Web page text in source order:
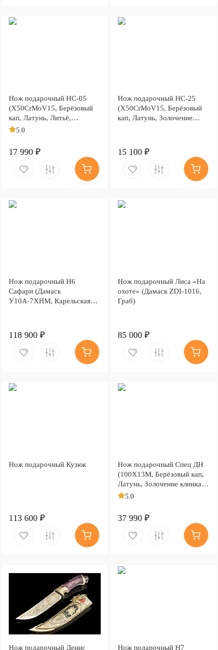
Нож подарочный НС-05
(X50CrMoV15, Берёзовый
кап, Латунь, Литьё,
Золочение клинка гарды и
5.0
17 990 ₽
Нож подарочный НС-25
(X50CrMoV15, Берёзовый
кап, Латунь, Золочение
15 100 ₽
Нож подарочный Н6
Сафари (Дамаск
У10А-7ХНМ, Карельская
118 900 ₽
Нож подарочный Лиса «На
охоте» (Дамаск ZDI-1016,
Граб)
85 000 ₽
Нож подарочный Кузюк
113 600 ₽
Нож подарочный Спец ДН
(100Х13М, Берёзовый кап,
Латунь, Золочение клинка
гарды и тыльника)
5.0
37 990 ₽
Нож подарочный Денис Нож подарочный Н7